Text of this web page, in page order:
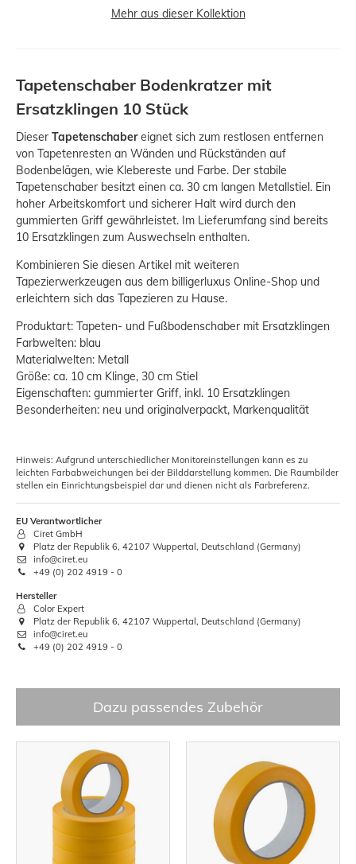
Mehr aus dieser Kollektion
Tapetenschaber Bodenkratzer mit
Ersatzklingen 10 Stück
Dieser Tapetenschabereignet sich zum restlosen entfernen
von Tapetenresten an Wänden und Rückständen auf
Bodenbelägen, wie Klebereste und Farbe. Der stabile
Tapetenschaber besitzt einen ca. 30 cm langen Metallstiel. Ein
hoher Arbeitskomfort und sicherer Halt wird durch den
gummierten Griff gewährleistet. Im Lieferumfang sind bereits
10 Ersatzklingen zum Auswechseln enthalten.
Kombinieren Sie diesen Artikel mit weiteren
Tapezierwerkzeugen aus dem billigerluxus Online-Shop und
erleichtern sich das Tapezieren zu Hause.
Produktart: Tapeten- und Fußbodenschaber mit Ersatzklingen
Farbwelten: blau
Materialwelten: Metall
Größe: ca. 10 cm Klinge, 30 cm Stiel
Eigenschaften: gummierter Griff, inkl. 10 Ersatzklingen
Besonderheiten: neu und originalverpackt, Markenqualität
Hinweis: Aufgrund unterschiedlicher Monitoreinstellungen kann es zu
leichten Farbabweichungen bei der Bilddarstellung kommen. Die Raumbilder
stellen ein Einrichtungsbeispiel dar und dienen nicht als Farbreferenz.
EU Verantwortlicher
Ciret GmbH
Platz der Republik 6, 42107 Wuppertal, Deutschland (Germany)
info@ciret.eu
+49 (0) 202 4919 - 0
Hersteller
Color Expert
Platz der Republik 6, 42107 Wuppertal, Deutschland (Germany)
info@ciret.eu
+49 (0) 202 4919 - 0
Dazu passendes Zubehör